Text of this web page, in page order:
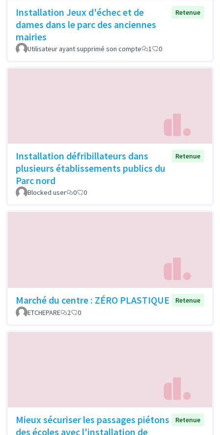
Installation Jeux d'échec et de
dames dans le parc des anciennes
mairies
Retenue
Utilisateur ayant supprimé son compte 1 0
Installation défribillateurs dans
plusieurs établissements publics du
Parc nord
Retenue
Blocked user 0 0
Marché du centre : ZÉRO PLASTIQUE
Retenue
ETCHEPARE
2 0
Mieux sécuriser les passages piétons
des écoles avec l'installation de
Retenue